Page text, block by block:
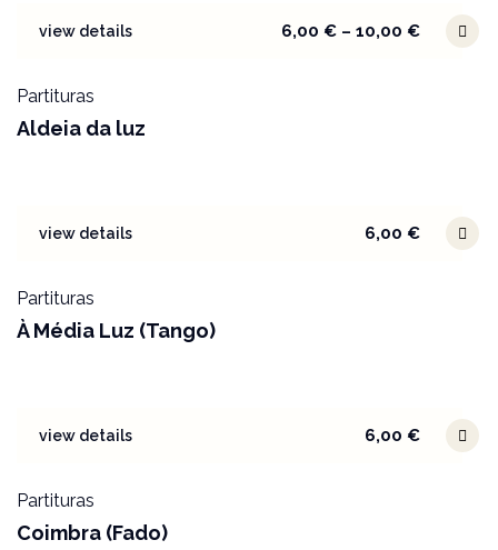
view details 6,00 €– 10,00 €
Partituras
Aldeia da luz
view details 6,00 €
Partituras
À Média Luz (Tango)
view details 6,00 €
Partituras
Coimbra (Fado)